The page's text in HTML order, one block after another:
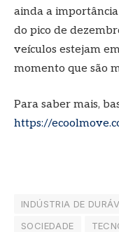
ainda a
do pico de
veículos estejam
momento que são
Para saber mais,
https://
INDÚSTRIA DE
SOCIEDADE